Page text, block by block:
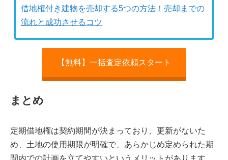
借地権付き建物を売却する5つの方法！売却までの
流れと成功させるコツ
【無料】一括査定依頼スタート
まとめ
定期借地権は契約期間が決まっており、更新がないた
め、土地の使用期限が明確で、あらかじめ定められた期
間内での計画を立てやすいというメリットがあります。